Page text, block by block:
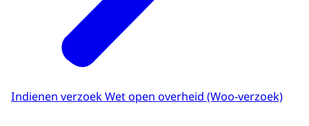
Indienen verzoek Wet open overheid (Woo-verzoek)